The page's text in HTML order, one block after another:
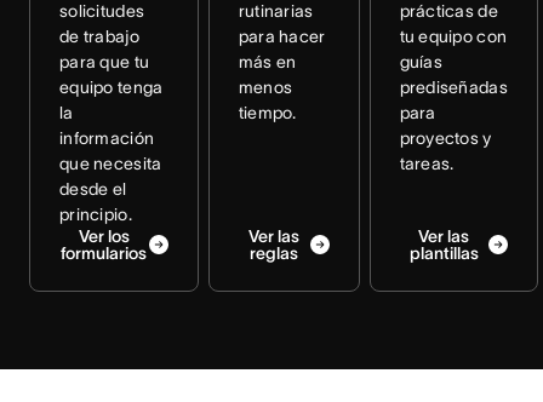
solicitudes
de trabajo
para que tu
equipo tenga
la
información
que necesita
desde el
principio.
Ver los
formularios
rutinarias
para hacer
más en
menos
tiempo.
Ver las
reglas
prácticas de
tu equipo con
guías
prediseñadas
para
proyectos y
tareas.
Ver las
plantillas